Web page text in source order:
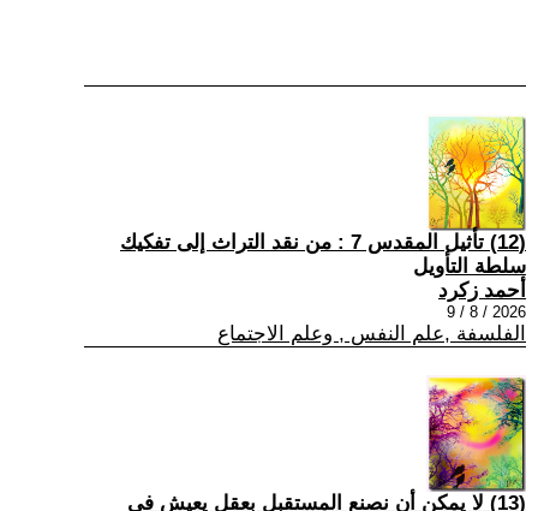
(12) تأثيل المقدس 7 : من نقد التراث إلى تفكيك
سلطة التأويل
أحمد زكرد
2026 / 8 / 9
الفلسفة ,علم النفس , وعلم الاجتماع
(13) لا يمكن أن نصنع المستقبل بعقلٍ يعيش في